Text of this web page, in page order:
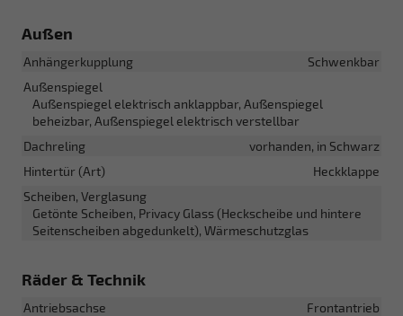
Außen
Anhängerkupplung
Schwenkbar
Außenspiegel
Außenspiegel elektrisch anklappbar, Außenspiegel
beheizbar, Außenspiegel elektrisch verstellbar
Dachreling
vorhanden, in Schwarz
Hintertür (Art)
Heckklappe
Scheiben, Verglasung
Getönte Scheiben, Privacy Glass (Heckscheibe und hintere
Seitenscheiben abgedunkelt), Wärmeschutzglas
Räder & Technik
Antriebsachse
Frontantrieb